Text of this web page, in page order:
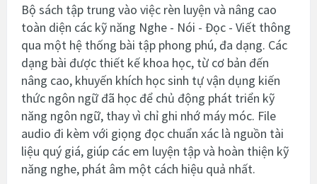
Bộ sách tập trung vào việc rèn luyện và nâng cao
toàn diện các kỹ năng Nghe - Nói - Đọc - Viết thông
qua một hệ thống bài tập phong phú, đa dạng. Các
dạng bài được thiết kế khoa học, từ cơ bản đến
nâng cao, khuyến khích học sinh tự vận dụng kiến
thức ngôn ngữ đã học để chủ động phát triển kỹ
năng ngôn ngữ, thay vì chỉ ghi nhớ máy móc. File
audio đi kèm với giọng đọc chuẩn xác là nguồn tài
liệu quý giá, giúp các em luyện tập và hoàn thiện kỹ
năng nghe, phát âm một cách hiệu quả nhất.